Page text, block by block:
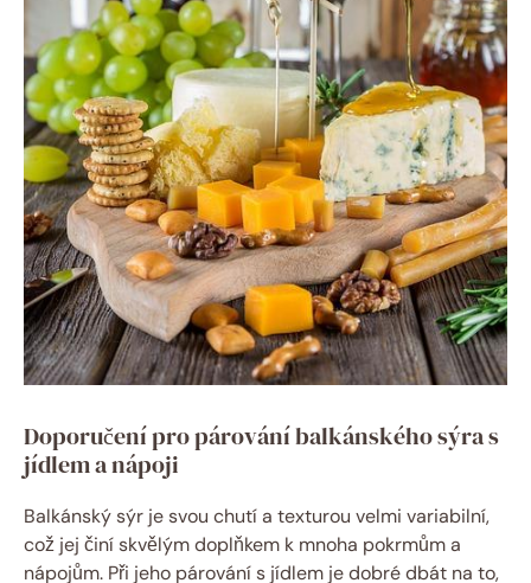
Doporučení pro párování balkánského sýra s
jídlem a nápoji
Balkánský sýr je svou chutí a texturou velmi variabilní,
což jej činí skvělým doplňkem k mnoha pokrmům a
nápojům. Při jeho párování s jídlem je dobré dbát na to,